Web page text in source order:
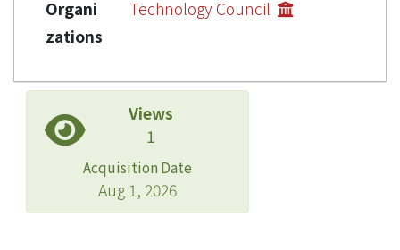
Organi
zations
Technology Council
Views
1
Acquisition Date
Aug 1, 2026